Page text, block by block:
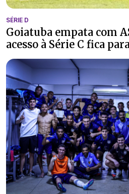
SÉRIE D
Goiatuba empata com
acesso à Série C fica